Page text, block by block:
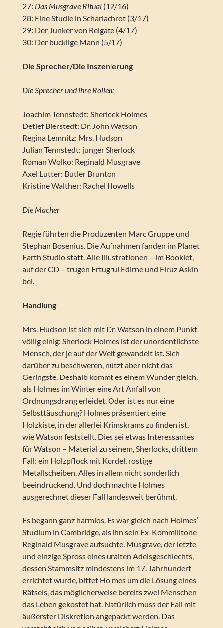
27: Das Musgrave Ritual(12/16)
28: Eine Studie in Scharlachrot (3/17)
29: Der Junker von Reigate (4/17)
30: Der bucklige Mann (5/17)
Die Sprecher/Die Inszenierung
Die Sprecher und ihre Rollen:
Joachim Tennstedt: Sherlock Holmes
Detlef Bierstedt: Dr. John Watson
Regina Lemnitz: Mrs. Hudson
Julian Tennstedt: junger Sherlock
Roman Wolko: Reginald Musgrave
Axel Lutter: Butler Brunton
Kristine Walther: Rachel Howells
Die Macher
Regie führten die Produzenten Marc Gruppe und
Stephan Bosenius. Die Aufnahmen fanden im Planet
Earth Studio statt. Alle Illustrationen – im Booklet,
auf der CD – trugen Ertugrul Edirne und Firuz Askin
bei.
Handlung
Mrs. Hudson ist sich mit Dr. Watson in einem Punkt
völlig einig: Sherlock Holmes ist der unordentlichste
Mensch, der je auf der Welt gewandelt ist. Sich
darüber zu beschweren, nützt aber nicht das
Geringste. Deshalb kommt es einem Wunder gleich,
als Holmes im Winter eine Art Anfall von
Ordnungsdrang erleidet. Oder ist es nur eine
Selbsttäuschung? Holmes präsentiert eine
Holzkiste, in der allerlei Krimskrams zu finden ist,
wie Watson feststellt. Dies sei etwas Interessantes
für Watson – Material zu seinem, Sherlocks, drittem
Fall: ein Holzpflock mit Kordel, rostige
Metallscheiben. Alles in allem nicht sonderlich
beeindruckend. Und doch machte Holmes
ausgerechnet dieser Fall landesweit berühmt.
Es begann ganz harmlos. Es war gleich nach Holmes‘
Studium in Cambridge, als ihn sein Ex-Kommilitone
Reginald Musgrave aufsuchte. Musgrave, der letzte
und einzige Spross eines uralten Adelsgeschlechts,
dessen Stammsitz mindestens im 17. Jahrhundert
errichtet wurde, bittet Holmes um die Lösung eines
Rätsels, das möglicherweise bereits zwei Menschen
das Leben gekostet hat. Natürlich muss der Fall mit
äußerster Diskretion angepackt werden. Das